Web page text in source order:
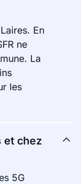
En
ne
La
les
et chez
5G